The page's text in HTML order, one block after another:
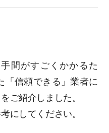
間がすごくかかるた
「信頼できる」業者に
ご紹介しました。
にしてください。